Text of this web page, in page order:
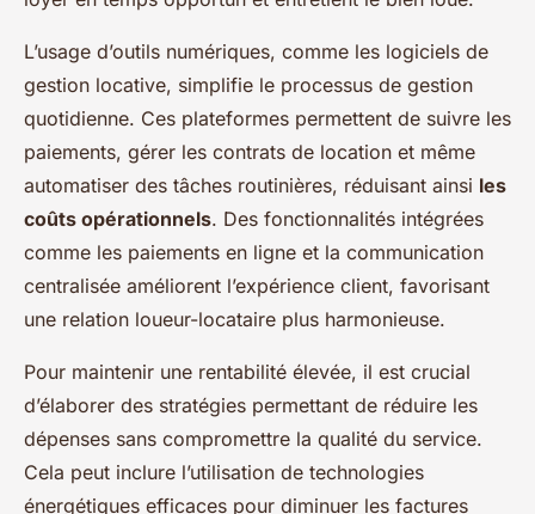
L’usage d’outils numériques, comme les logiciels de
gestion locative, simplifie le processus de gestion
quotidienne. Ces plateformes permettent de suivre les
paiements, gérer les contrats de location et même
automatiser des tâches routinières, réduisant ainsi les
coûts opérationnels. Des fonctionnalités intégrées
comme les paiements en ligne et la communication
centralisée améliorent l’expérience client, favorisant
une relation loueur-locataire plus harmonieuse.
Pour maintenir une rentabilité élevée, il est crucial
d’élaborer des stratégies permettant de réduire les
dépenses sans compromettre la qualité du service.
Cela peut inclure l’utilisation de technologies
énergétiques efficaces pour diminuer les factures